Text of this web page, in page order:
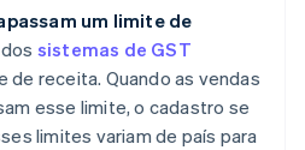
um limite de
sistemas de GST
de receita. Quando as vendas
esse limite, o cadastro se
limites variam de país para